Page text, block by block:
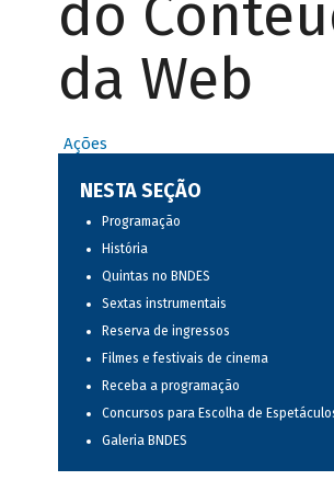
do
da Web
Ações
NESTA SEÇÃO
Programação
História
Quintas no BNDES
Sextas instrumentais
Reserva de ingressos
Filmes e festivais de cinema
Receba a programação
Concursos para Escolha de
Galeria BNDES